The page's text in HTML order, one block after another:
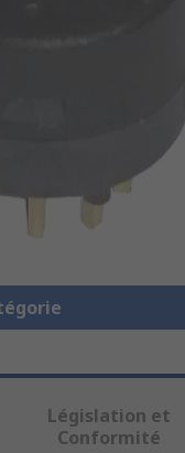
Législation et
Conformité